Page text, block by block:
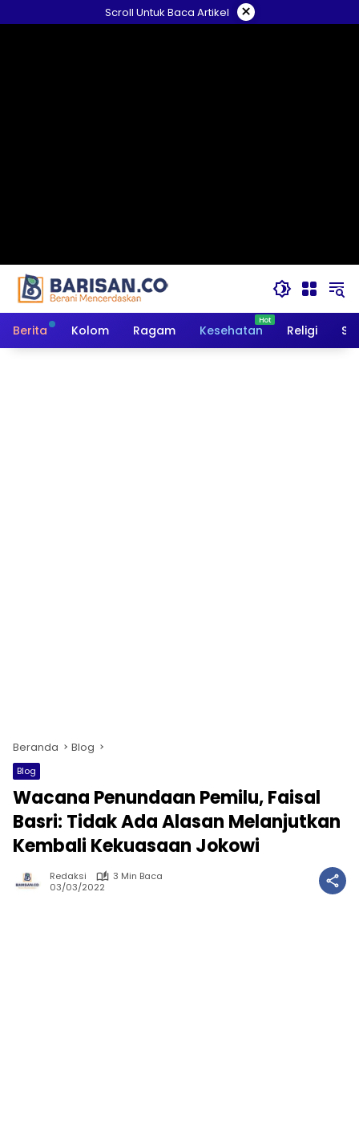
ke
Scroll Untuk Baca Artikel ×
Berita Kolom Ragam Kesehatan Religi
Beranda Blog
Blog
Wacana Penundaan Pemilu, Faisal
Basri: Tidak Ada Alasan Melanjutkan
Kembali Kekuasaan Jokowi
Redaksi
3 Min Baca
03/03/2022